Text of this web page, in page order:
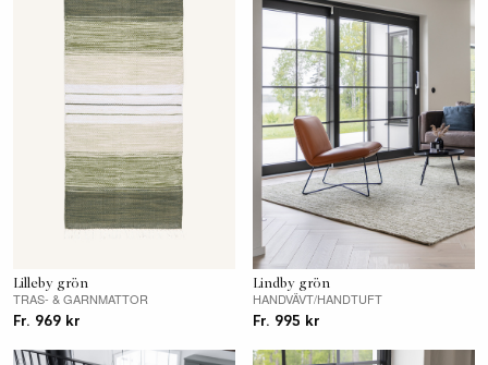
Lilleby grön
TRAS- & GARNMATTOR
Fr. 969 kr
Lindby grön
HANDVÄVT/HANDTUFT
Fr. 995 kr